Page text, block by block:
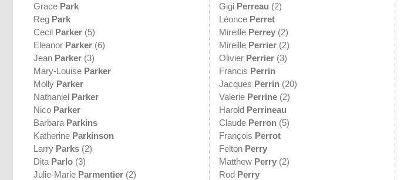
Grace Park
Reg Park
Cecil Parker (5)
Eleanor Parker (6)
Jean Parker (3)
Mary-Louise Parker
Molly Parker
Nathaniel Parker
Nico Parker
Barbara Parkins
Katherine Parkinson
Larry Parks (2)
Dita Parlo (3)
Julie-Marie Parmentier (2)
Gigi Perreau (2)
Léonce Perret
Mireille Perrey (2)
Mireille Perrier (2)
Olivier Perrier (3)
Francis Perrin
Jacques Perrin (20)
Valerie Perrine (2)
Harold Perrineau
Claude Perron (5)
François Perrot
Felton Perry
Matthew Perry (2)
Rod Perry